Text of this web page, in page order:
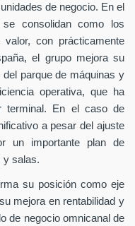
de negocio. En el
consolidan como los
con prácticamente
el grupo mejora su
parque de máquinas y
operativa, que ha
terminal. En el caso de
a pesar del ajuste
un importante plan de
y salas.
su posición como eje
mejora en rentabilidad y
de negocio omnicanal de